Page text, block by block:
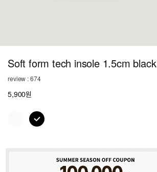
Soft form tech insole 1.5cm black
review : 674
5,900원